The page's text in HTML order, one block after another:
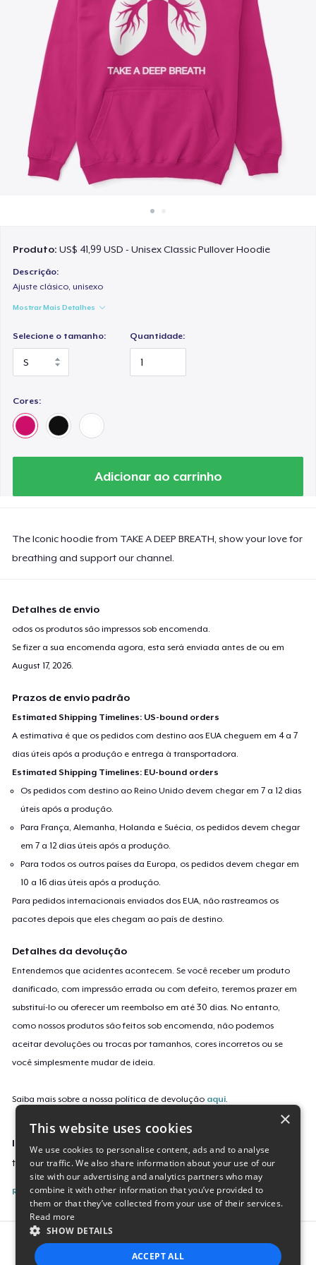
Venda em todo lugar
Venda qualquer coisa
Produto:US$ 41,99 USD - Unisex Classic Pullover Hoodie
Descrição:
Ajuste clásico, unisexo
Mostrar Mais Detalhes
Selecione o tamanho: Quantidade:
Cores:
Adicionar ao carrinho
The Iconic hoodie from TAKE A DEEP BREATH, show your love for
breathing and support our channel.
Detalhes de envio
odos os produtos são impressos sob encomenda.
Se fizer a sua encomenda agora, esta será enviada antes de ou em
August 17, 2026
Prazos de envio padrão
Estimated Shipping Timelines: US-bound orders
A estimativa é que os pedidos com destino aos EUA cheguem em 4 a 7
dias úteis após a produção e entrega à transportadora.
Estimated Shipping Timelines: EU-bound orders
Os pedidos com destino ao Reino Unido devem chegar em 7 a 12 dias
úteis após a produção.
Para França, Alemanha, Holanda e Suécia, os pedidos devem chegar
em 7 a 12 dias úteis após a produção.
Para todos os outros países da Europa, os pedidos devem chegar em
10 a 16 dias úteis após a produção.
Para pedidos internacionais enviados dos EUA, não rastreamos os
pacotes depois que eles chegam ao país de destino.
Detalhes da devolução
Entendemos que acidentes acontecem. Se você receber um produto
danificado, com impressão errada ou com defeito, teremos prazer em
substituí-lo ou oferecer um reembolso em até 30 dias. No entanto,
como nossos produtos são feitos sob encomenda, não podemos
aceitar devoluções ou trocas por tamanhos, cores incorretos ou se
você simplesmente mudar de ideia.
Saiba mais sobre a nossa política de devolução aqui
Identificação da campanha
tadb-official-pink-hoodie
Reporte esta Campanha
Report this product
×
This website uses cookies
We use cookies to personalise content, ads and to analyse
our traffic. We also share information about your use of our
site with our advertising and analytics partners who may
combine it with other information that you’ve provided to
them or that they’ve collected from your use of their services.
Read more
SHOW DETAILS
ACCEPT ALL